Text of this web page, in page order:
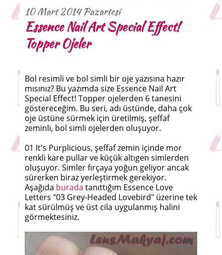
10 Mart 2014 Pazartesi
Essence Nail Art Special Effect!
Topper Ojeler
Bol resimli ve bol simli bir oje yazısına hazır
mısınız? Bu yazımda size Essence Nail Art
Special Effect! Topper ojelerden 6 tanesini
göstereceğim. Bu seri, adı üstünde, daha çok
oje üstüne sürmek için üretilmiş, şeffaf
zeminli, bol simli ojelerden oluşuyor.
01 It's Purplicious, şeffaf zemin içinde mor
renkli kare pullar ve küçük altıgen simlerden
oluşuyor. Simler fırçaya yoğun geliyor ancak
sürerken biraz yerleştirmek gerekiyor.
Aşağıda burada tanıttığım Essence Love
Letters "03 Grey-Headed Lovebird" üzerine tek
kat sürülmüş ve üst cila uygulanmış halini
görmektesiniz.